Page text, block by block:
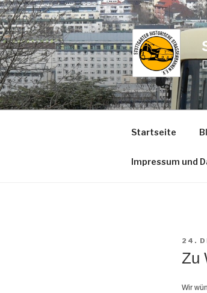
Zum
Inhalt
springen
Startseite
Impressum und
24.
Zu
Wir